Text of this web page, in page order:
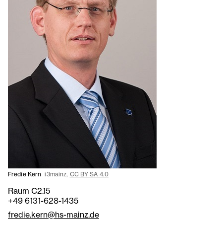
Fredie Kern i3mainz, CC BY SA 4.0
Raum C2.15
+49 6131-628-1435
fredie.kern@hs-mainz.de